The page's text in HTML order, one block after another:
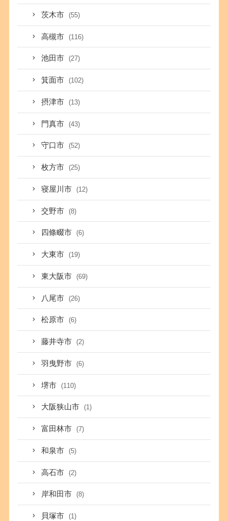
茨木市 (55)
高槻市 (116)
池田市 (27)
箕面市 (102)
摂津市 (13)
門真市 (43)
守口市 (52)
枚方市 (25)
寝屋川市 (12)
交野市 (8)
四條畷市 (6)
大東市 (19)
東大阪市 (69)
八尾市 (26)
松原市 (6)
藤井寺市 (2)
羽曳野市 (6)
堺市 (110)
大阪狭山市 (1)
富田林市 (7)
和泉市 (5)
高石市 (2)
岸和田市 (8)
貝塚市 (1)